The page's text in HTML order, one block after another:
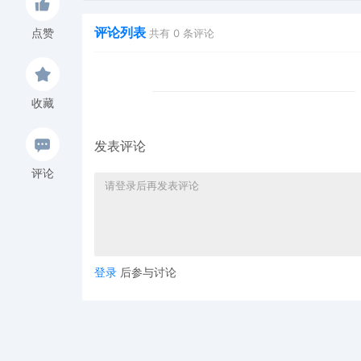
点赞
收藏
评论
评论列表 共有 0 条评论
发表评论
登录 后参与讨论